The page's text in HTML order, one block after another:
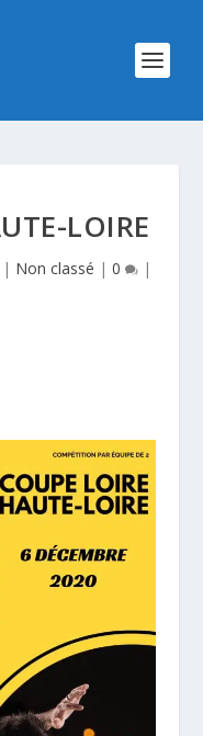
LOIRE
| Non classé | 0 |